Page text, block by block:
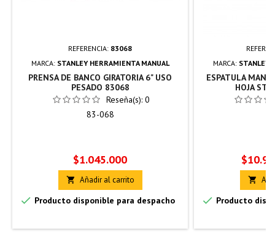
REFERENCIA: 83068
MARCA: STANLEY HERRAMIENTA MANUAL
PRENSA DE BANCO GIRATORIA 6" USO
PESADO 83068
Reseña(s): 0
83-068
Precio
$1.045.000
 Añadir al carrito
 Producto disponible para despacho
MARCA: STANLEY
ESPATULA
HOJA
Precio

 Producto